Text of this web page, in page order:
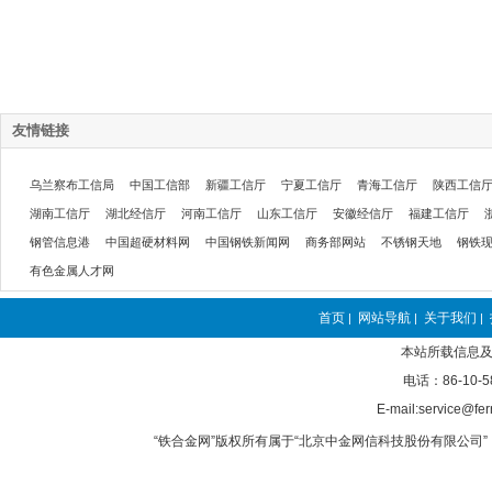
友情链接
乌兰察布工信局 中国工信部 新疆工信厅 宁夏工信厅 青海工信厅 陕西工信厅
湖南工信厅 湖北经信厅 河南工信厅 山东工信厅 安徽经信厅 福建工信厅
钢管信息港 中国超硬材料网 中国钢铁新闻网 商务部网站 不锈钢天地 钢铁
有色金属人才网
首页 | 网站导航 | 关于我们 |
本站所载信息
电话：86-10-
E-
“铁合金网”版权所有属于“北京中金网信科技股份有限公司